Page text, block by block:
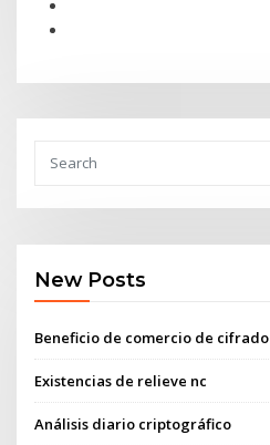
New Posts
Beneficio de comercio de cifrado
Existencias de relieve nc
Análisis diario criptográfico